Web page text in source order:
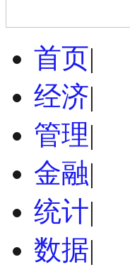
首页|
经济|
管理|
金融|
统计|
数据|